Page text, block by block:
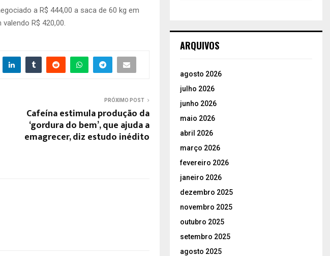
a R$ 444,00 a saca de 60 kg em
R$ 420,00.
PRÓXIMO POST
Cafeína estimula produção da
‘gordura do bem’, que ajuda a
emagrecer, diz estudo inédito
ARQUIVOS
agosto 2026
julho 2026
junho 2026
maio 2026
abril 2026
março 2026
fevereiro 2026
janeiro 2026
dezembro 2025
novembro 2025
outubro 2025
setembro 2025
agosto 2025